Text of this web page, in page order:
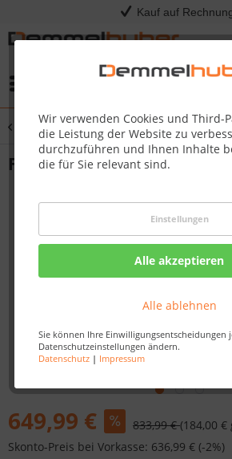
Kauf auf
Wir verwenden Cookies und Third-
die Leistung der Website zu
durchzuführen und Ihnen Inhalte
die für Sie relevant sind.
Einstellungen
Alle akzeptieren
Alle ablehnen
Sie können Ihre Einwilligungsentscheidungen
Datenschutzeinstellungen ändern.
Datenschutz| Impressum
Übersicht Fußböden
Fußboden für Sockelmaß
649,99 € 833,99 €(184,00
Skonto-Preis bei Vorkasse: 636,99 € (-2%)